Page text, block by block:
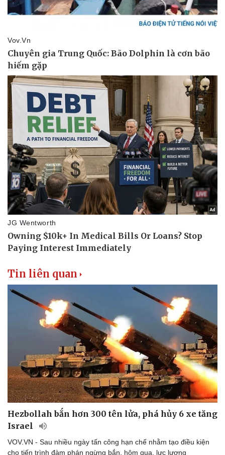
Văn hóa
Sân khấu - Điện ảnh
Văn học
Âm nhạc
Di sản
Giải trí
Nghệ sĩ
Thời trang
Sao Việt
Tin liên quan
Hezbollah bắn hơn 300 tên lửa, phá hủy 6 xe tăng
Israel
VOV.VN - Sau nhiều ngày tấn công hạn chế nhằm tạo điều kiện
cho tiến trình đàm phán ngừng bắn, hôm qua, lực lượng